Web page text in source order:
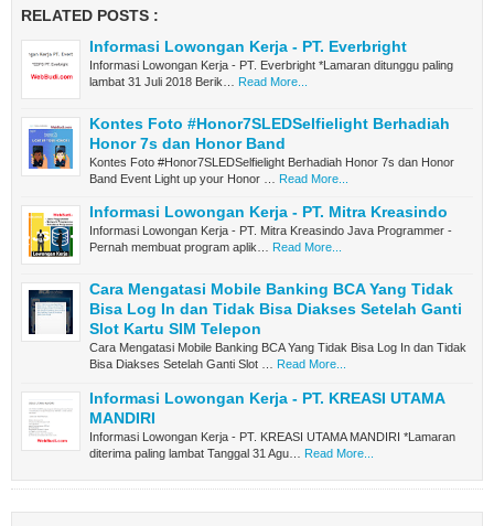
RELATED POSTS :
Informasi Lowongan Kerja - PT. Everbright
Informasi Lowongan Kerja - PT. Everbright *Lamaran ditunggu paling
lambat 31 Juli 2018 Berik…
Read More...
Kontes Foto #Honor7SLEDSelfielight Berhadiah
Honor 7s dan Honor Band
Kontes Foto #Honor7SLEDSelfielight Berhadiah Honor 7s dan Honor
Band Event Light up your Honor …
Read More...
Informasi Lowongan Kerja - PT. Mitra Kreasindo
Informasi Lowongan Kerja - PT. Mitra Kreasindo Java Programmer -
Pernah membuat program aplik…
Read More...
Cara Mengatasi Mobile Banking BCA Yang Tidak
Bisa Log In dan Tidak Bisa Diakses Setelah Ganti
Slot Kartu SIM Telepon
Cara Mengatasi Mobile Banking BCA Yang Tidak Bisa Log In dan Tidak
Bisa Diakses Setelah Ganti Slot …
Read More...
Informasi Lowongan Kerja - PT. KREASI UTAMA
MANDIRI
Informasi Lowongan Kerja - PT. KREASI UTAMA MANDIRI *Lamaran
diterima paling lambat Tanggal 31 Agu…
Read More...